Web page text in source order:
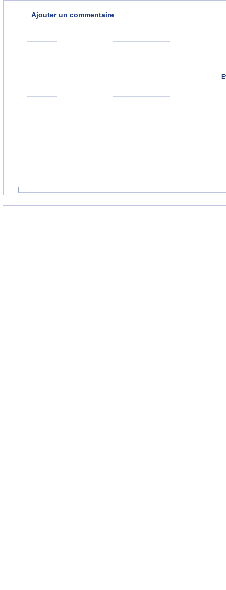
Ajouter un commentaire